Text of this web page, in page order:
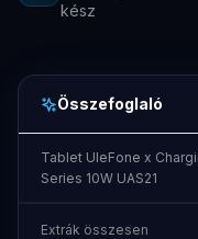
kész
Összefoglaló
Tablet UleFone x
Series 10W UAS21
Extrák összesen